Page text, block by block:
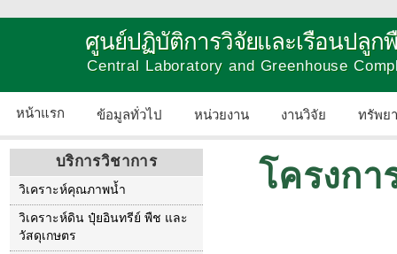
ศูนย์ปฏิบัติการวิจัยและเรือนปลูก
Central Laboratory and Greenhouse
หน้าแรก ข้อมูลทั่วไป หน่วยงาน งานวิจัย ทรัพย
บริการวิชาการ
วิเคราะห์คุณภาพน้ำ
วิเคราะห์ดิน ปุ๋ยอินทรีย์ พืช และ
วัสดุเกษตร
โครงก